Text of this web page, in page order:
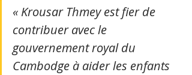
« Krousar Thmey est fier de
contribuer avec le
gouvernement royal du
Cambodge à aider les enfants